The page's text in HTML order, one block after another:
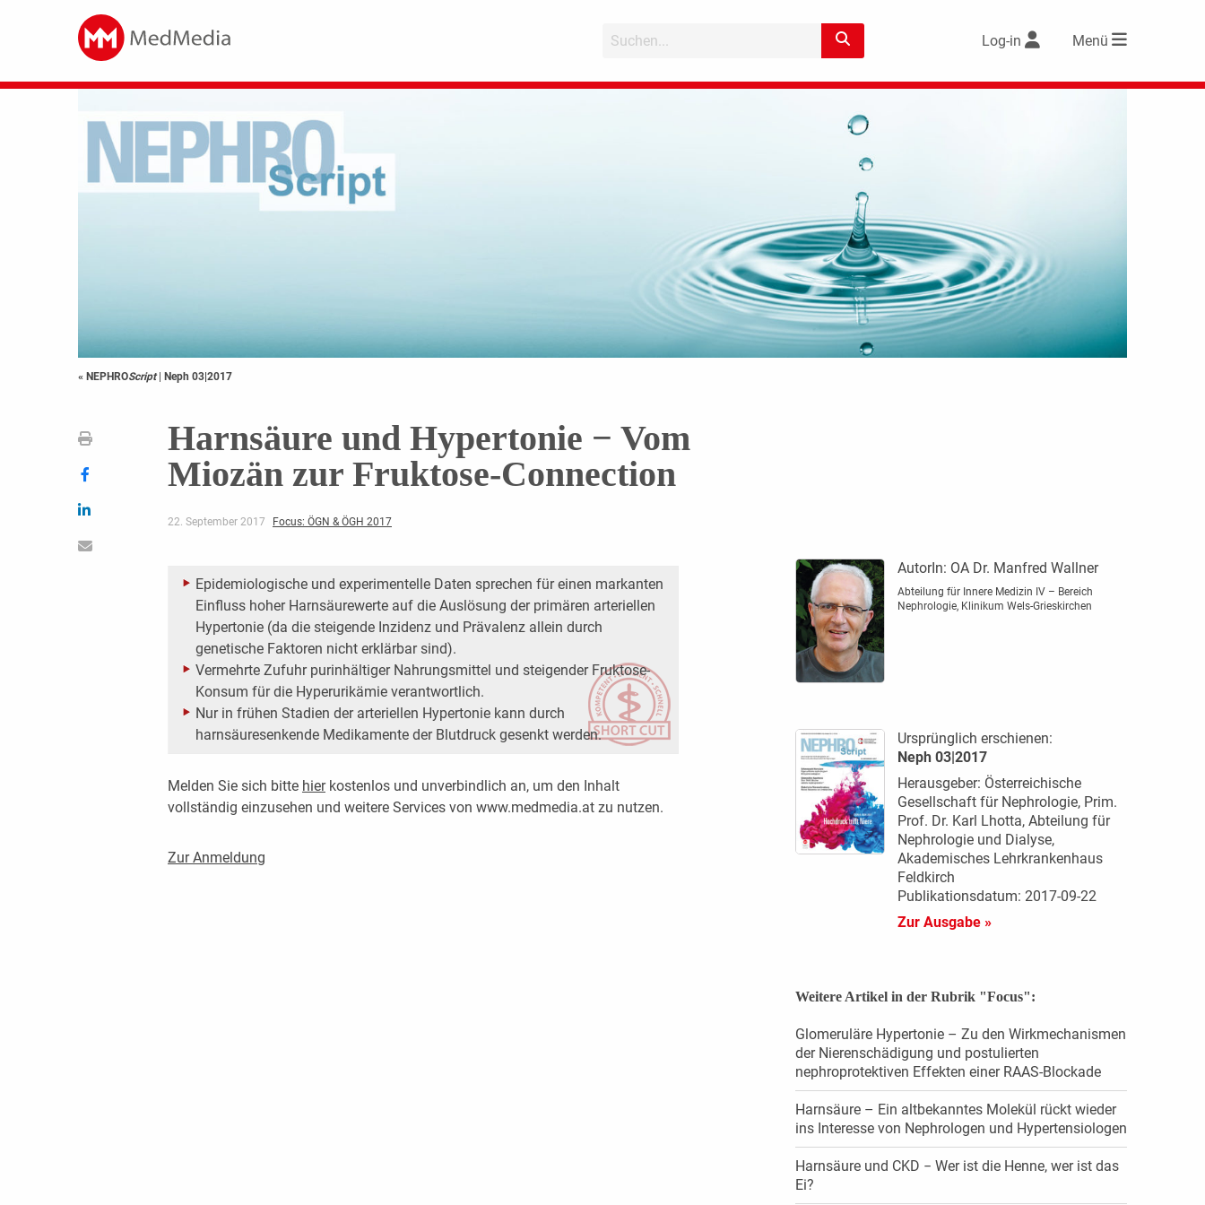
Log-in Menü
« NEPHROScript | Neph 03|2017
Harnsäure und Hypertonie − Vom
Miozän zur Fruktose-Connection
22. September 2017 Focus: ÖGN & ÖGH 2017
Epidemiologische und experimentelle Daten sprechen für einen markanten
Einfluss hoher Harnsäurewerte auf die Auslösung der primären arteriellen
Hypertonie (da die steigende ­Inzidenz und Prävalenz allein durch
genetische Faktoren nicht erklärbar sind).
Vermehrte Zufuhr purinhältiger Nahrungsmittel und steigender Fruktose-
Konsum für die Hyperurikämie verantwortlich.
Nur in frühen Stadien der arteriellen Hypertonie kann durch
harnsäuresenkende ­Medikamente der Blutdruck gesenkt werden.
Melden Sie sich bitte hierkostenlos und unverbindlich an, um den Inhalt
vollständig einzusehen und weitere Services von www.medmedia.at zu nutzen.
Zur Anmeldung
AutorIn: OA Dr. Manfred Wallner
Abteilung für Innere ­Medizin IV – Bereich
Nephrologie, Klinikum Wels-Grieskirchen
Ursprünglich erschienen:
Neph 03|2017
Herausgeber: Österreichische
Gesellschaft für Nephrologie, Prim.
Prof. Dr. Karl Lhotta, Abteilung für
Nephrologie und Dialyse,
Akademisches Lehrkrankenhaus
Feldkirch
Publikationsdatum: 2017-09-22
Zur Ausgabe »
Weitere Artikel in der Rubrik "Focus":
Glomeruläre Hypertonie – Zu den Wirkmechanismen
der Nierenschädigung und postulierten
nephroprotektiven Effekten einer RAAS-Blockade
Harnsäure – Ein altbekanntes Molekül rückt wieder
ins Interesse von Nephrologen und Hypertensiologen
Harnsäure und CKD − Wer ist die Henne, wer ist das
Ei?